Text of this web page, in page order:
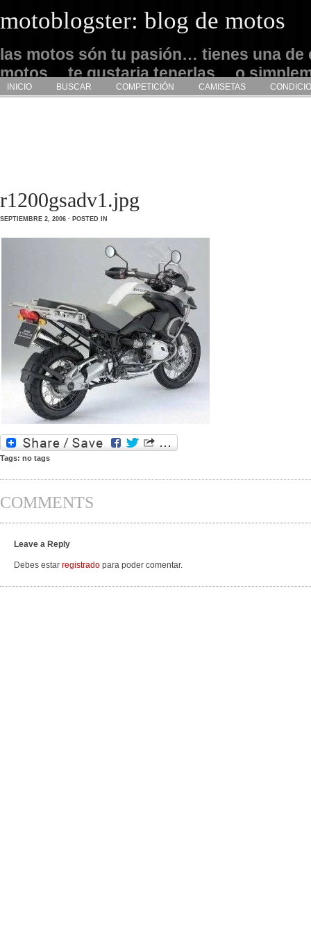
motoblogster: blog de motos
las motos són tu pasión… tienes una de
motos… te gustaria tenerlas… o
admirarlas… este es tu sitio
INICIO BUSCAR COMPETICIÓN CAMISETAS
r1200gsadv1.jpg
SEPTIEMBRE 2, 2006 · POSTED IN
Tags: no tags
COMMENTS
Leave a Reply
Debes estar registrado para poder comentar.